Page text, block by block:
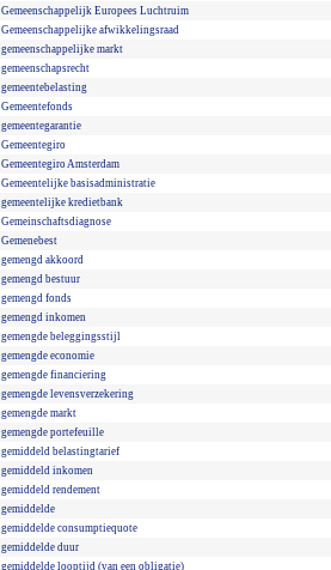
Gemeenschappelijk Europees Luchtruim
Gemeenschappelijke afwikkelingsraad
gemeenschappelijke markt
gemeenschapsrecht
gemeentebelasting
Gemeentefonds
gemeentegarantie
Gemeentegiro
Gemeentegiro Amsterdam
Gemeentelijke basisadministratie
gemeentelijke kredietbank
Gemeinschaftsdiagnose
Gemenebest
gemengd akkoord
gemengd bestuur
gemengd fonds
gemengd inkomen
gemengde beleggingsstijl
gemengde economie
gemengde financiering
gemengde levensverzekering
gemengde markt
gemengde portefeuille
gemiddeld belastingtarief
gemiddeld inkomen
gemiddeld rendement
gemiddelde
gemiddelde consumptiequote
gemiddelde duur
gemiddelde looptijd (van een obligatie)